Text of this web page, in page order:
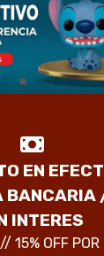
EN
BANCARIA
INTERES
15% OFF